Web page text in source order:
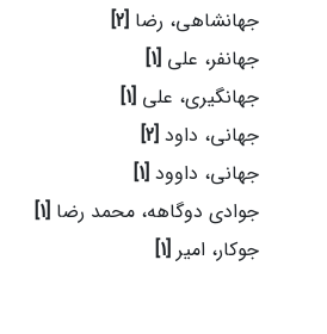
جهانشاهی، رضا [2]
جهانفر، علی [1]
جهانگیری، علی [1]
جهانی، داود [2]
جهانی، داوود [1]
جوادی دوگاهه، محمد رضا [1]
جوکار، امیر [1]